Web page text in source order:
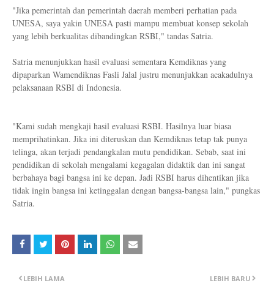
"Jika pemerintah dan pemerintah daerah memberi perhatian pada
UNESA, saya yakin UNESA pasti mampu membuat konsep sekolah
yang lebih berkualitas dibandingkan RSBI," tandas Satria.
Satria menunjukkan hasil evaluasi sementara Kemdiknas yang
dipaparkan Wamendiknas Fasli Jalal justru menunjukkan acakadulnya
pelaksanaan RSBI di Indonesia.
"Kami sudah mengkaji hasil evaluasi RSBI. Hasilnya luar biasa
memprihatinkan. Jika ini diteruskan dan Kemdiknas tetap tak punya
telinga, akan terjadi pendangkalan mutu pendidikan. Sebab, saat ini
pendidikan di sekolah mengalami kegagalan didaktik dan ini sangat
berbahaya bagi bangsa ini ke depan. Jadi RSBI harus dihentikan jika
tidak ingin bangsa ini ketinggalan dengan bangsa-bangsa lain," pungkas
Satria.
LEBIH BARU
LEBIH LAMA